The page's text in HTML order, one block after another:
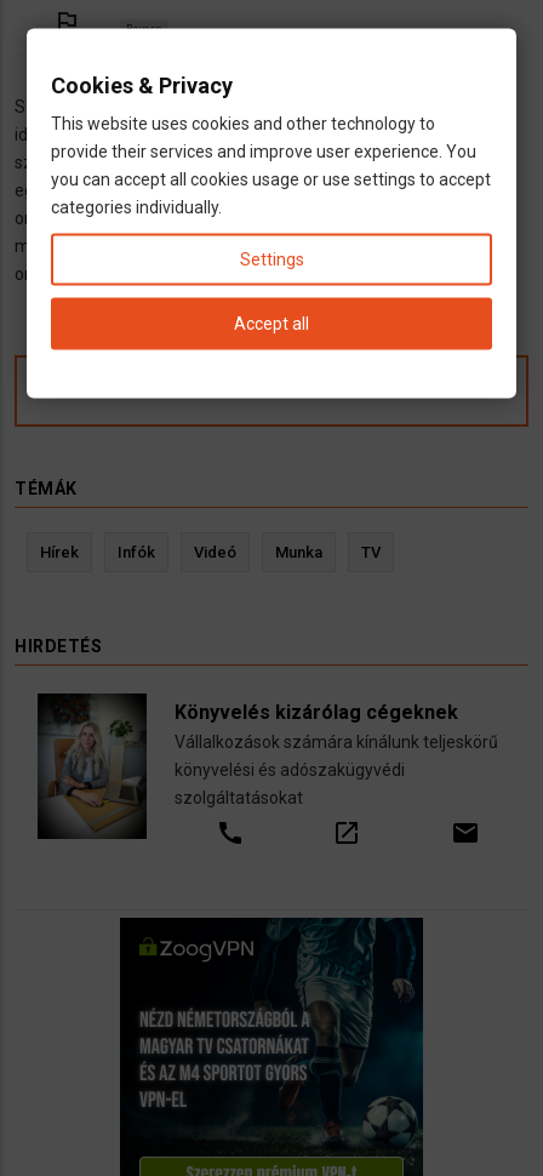
outlined_flag Bayern
Szeretett kis patikám az "Alpen Apotheke", a nevéhez híven az
idillien szép Alpok lábánál fekszik, ahol sok szeretettel és
szakértelemmel fogadjuk a gyógyulni vágyókat illetve az
egészségüket megörizni igyekvö kedves pácienseket. Whatsapp-
on ( a +4917651753093) keresztül is fogadunk fènyképes
megrendeléseket illetve hívásokat is. Honlapunkon hamarosan
online shop is fogadja a kedves vásárlókat.
TÉMÁK
Hírek Infók Videó Munka TV
HIRDETÉS
Könyvelés kizárólag cégeknek
Vállalkozások számára kínálunk teljeskörű
könyvelési és adószakügyvédi
szolgáltatásokat
call open_in_new email
Cookies & Privacy
This website uses cookies and other technology to
provide their services and improve user experience. You
you can accept all cookies usage or use settings to accept
categories individually.
Settings
Accept all